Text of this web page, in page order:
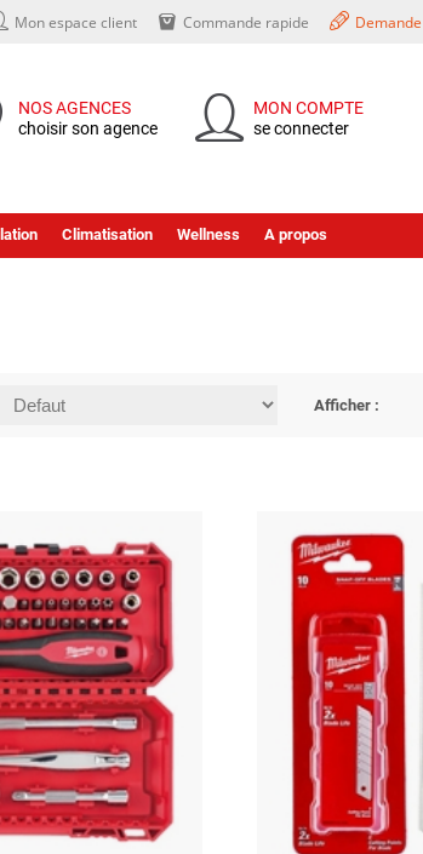
Mon espace client Commande rapide
NOS AGENCES
choisir son agence
MON COMPTE
se connecter
Climatisation Wellness A propos
Afficher :